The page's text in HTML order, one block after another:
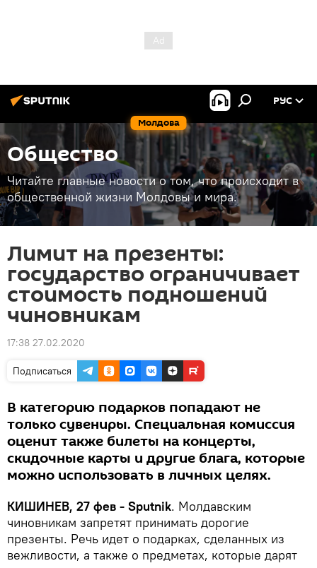
Молдова
РУС
Общество
Читайте главные новости о том, что происходит в
общественной жизни Молдовы и мира.
Лимит на презенты:
государство ограничивает
стоимость подношений
чиновникам
17:38 27.02.2020
Подписаться
В категорию подарков попадают не
только сувениры. Специальная комиссия
оценит также билеты на концерты,
скидочные карты и другие блага, которые
можно использовать в личных целях.
КИШИНЕВ, 27 фев - Sputnik. Молдавским
чиновникам запретят принимать дорогие
презенты. Речь идет о подарках, сделанных из
вежливости, а также о предметах, которые дарят